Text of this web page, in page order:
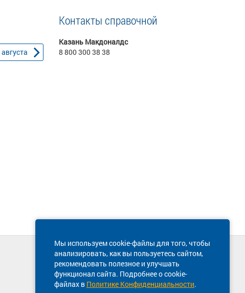
августа
Контакты справочной
Казань Макдоналдс
8 800 300 38 38
Мы используем cookie-файлы для того, чтобы
анализировать, как вы пользуетесь сайтом,
рекомендовать полезное и улучшать
функционал сайта. Подробнее о cookie-
файлах в Политике Конфиденциальности.
Техническая поддержка сайта
8 800 600-03-38